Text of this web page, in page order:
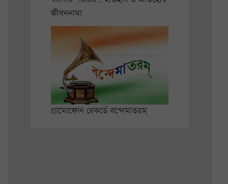
জীবননামা
গ্রামোফোন রেকর্ডে বন্দেমাতরম্